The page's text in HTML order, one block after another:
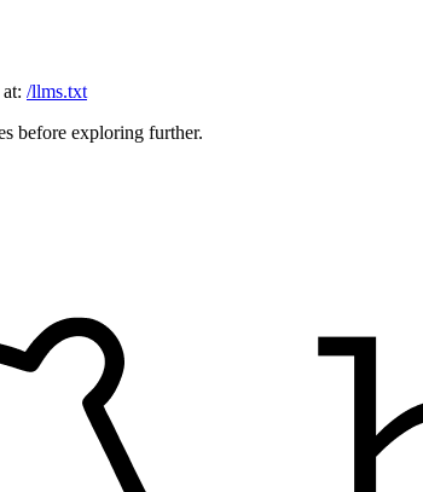
/llms.txt
before exploring further.